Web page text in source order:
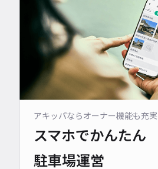
アキッパならオーナー機能も充実
スマホでかんたん
駐車場運営